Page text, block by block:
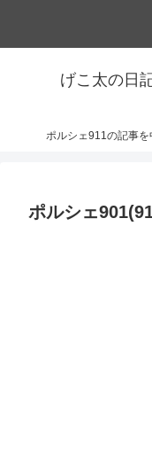
げこ太の日
ポルシェ911の記事を
ポルシェ